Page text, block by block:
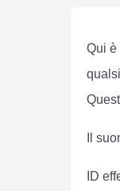
Qui è
Il
ID